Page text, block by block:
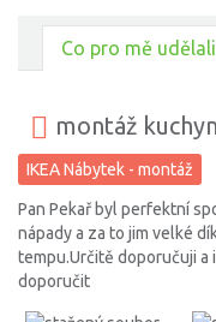
Co pro mě
montáž
IKEA Nábytek - montáž
Pan Pekař byl perfektní
nápady a za to jim velké
tempu.Určitě doporučuji a
doporučit